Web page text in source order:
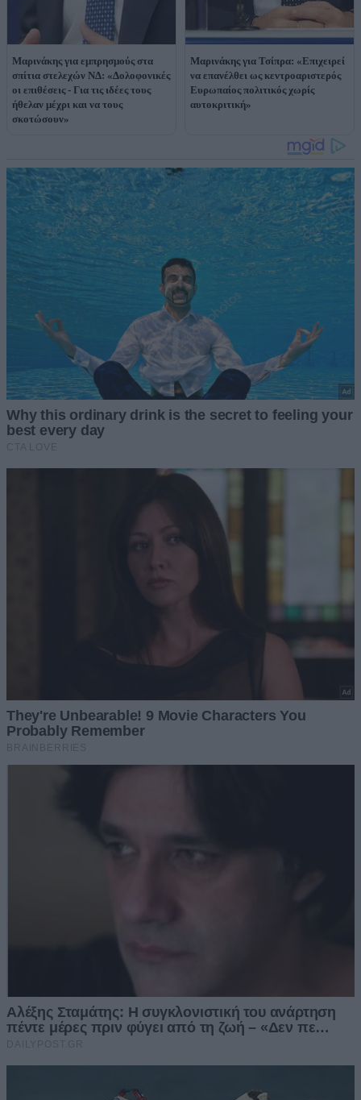
Μαρινάκης για εμπρησμούς στα
σπίτια στελεχών ΝΔ: «Δολοφονικές
οι επιθέσεις - Για τις ιδέες τους
ήθελαν μέχρι και να τους
σκοτώσουν»
Μαρινάκης για Τσίπρα: «Επιχειρεί
να επανέλθει ως κεντροαριστερός
Ευρωπαίος πολιτικός χωρίς
αυτοκριτική»